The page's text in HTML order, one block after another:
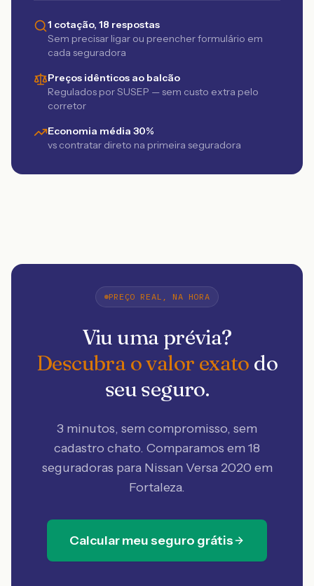
1 cotação, 18 respostas
Sem precisar ligar ou preencher formulário em
cada seguradora
Preços idênticos ao balcão
Regulados por SUSEP — sem custo extra pelo
corretor
Economia média 30%
vs contratar direto na primeira seguradora
PREÇO REAL, NA HORA
Viu uma prévia?
Descubra o valor exato do
seu seguro.
3 minutos, sem compromisso, sem
cadastro chato. Comparamos em 18
seguradoras para Nissan Versa 2020 em
Fortaleza.
Calcular meu seguro grátis